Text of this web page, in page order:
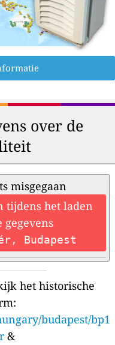
over de
misgegaan
tijdens het laden
gegevens
Budapest
het historische
budapest/bp1
&